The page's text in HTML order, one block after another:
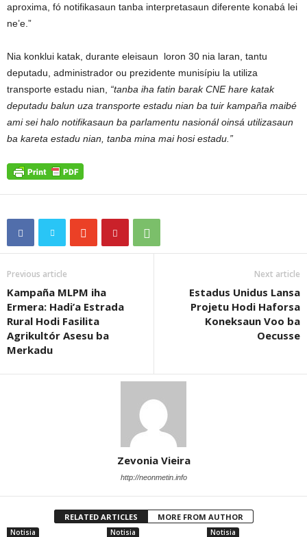
aproxima, fó notifikasaun tanba interpretasaun diferente konabá lei
ne’e.”
Nia konklui katak, durante eleisaun loron 30 nia laran, tantu
deputadu, administrador ou prezidente munisípiu la utiliza
transporte estadu nian, “tanba iha fatin barak CNE hare katak
deputadu balun uza transporte estadu nian ba tuir kampaña maibé
ami sei halo notifikasaun ba parlamentu nasionál oinsá utilizasaun
ba kareta estadu nian, tanba mina mai hosi estadu.”
Previous article
Kampaña MLPM iha
Ermera: Hadi’a Estrada
Rural Hodi Fasilita
Agrikultór Asesu ba
Merkadu
Next article
Estadus Unidus Lansa
Projetu Hodi Haforsa
Koneksaun Voo ba
Oecusse
Zevonia Vieira
http://neonmetin.info
RELATED ARTICLES MORE FROM AUTHOR
Notisia Notisia Notisia